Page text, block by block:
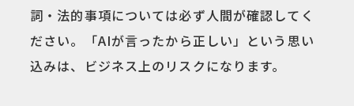
詞・法的事項については必ず人間が確認してく
ださい。「AIが言ったから正しい」という思い
込みは、ビジネス上のリスクになります。